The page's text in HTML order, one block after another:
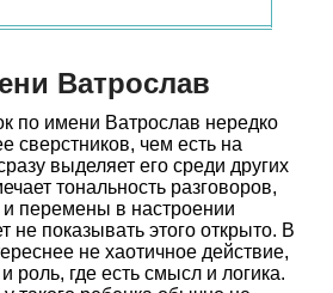
Ватрослав
по имени Ватрослав нередко
сверстников, чем есть на
выделяет его среди других
тональность разговоров,
перемены в настроении
не показывать этого открыто. В
не хаотичное действие,
роль, где есть смысл и логика.